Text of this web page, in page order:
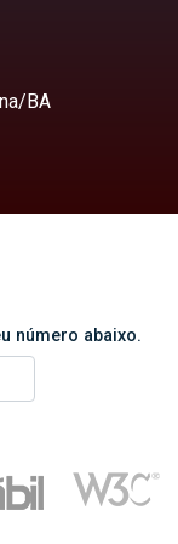
BA
número abaixo.